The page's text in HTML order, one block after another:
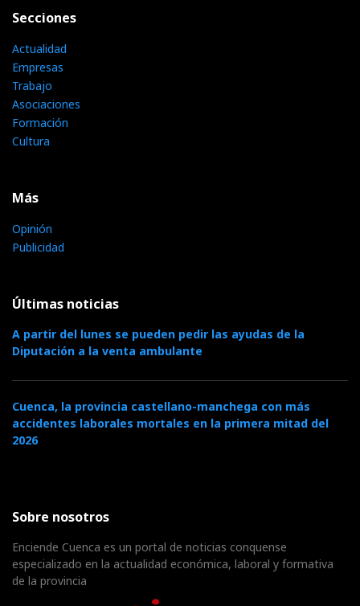
Secciones
Actualidad
Empresas
Trabajo
Asociaciones
Formación
Cultura
Más
Opinión
Publicidad
Últimas noticias
A partir del lunes se pueden pedir las ayudas de la
Diputación a la venta ambulante
Cuenca, la provincia castellano-manchega con más
accidentes laborales mortales en la primera mitad del
2026
Sobre nosotros
Enciende Cuenca es un portal de noticias conquense
especializado en la actualidad económica, laboral y formativa
de la provincia